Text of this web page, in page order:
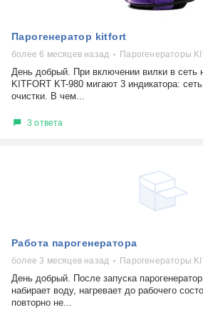
Парогенератор kitfort
более 6 месяцев назад Парогенераторы
День добрый. При включении вилки в сеть
KITFORT KT-980 мигают 3 индикатора:
очистки. В чем...
3 ответа
Работа парогенератора
более 3 месяцев назад Парогенераторы
День добрый. После запуска
набирает воду, нагревает до рабочего
повторно не...